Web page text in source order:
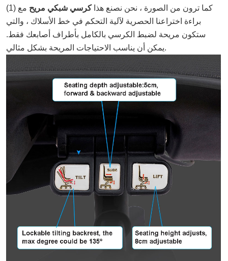
(1) كما ترون من الصورة ، نحن نصنع هذاكرسي شبكي مريح مع
براءة اختراعنا الحصرية لآلية التحكم في خط الأسلاك ، والتي
ستكون مريحة لضبط الكرسي بالكامل بأطراف أصابعك فقط.
يمكن أن يناسب الاحتياجات المريحة بشكل مثالي.